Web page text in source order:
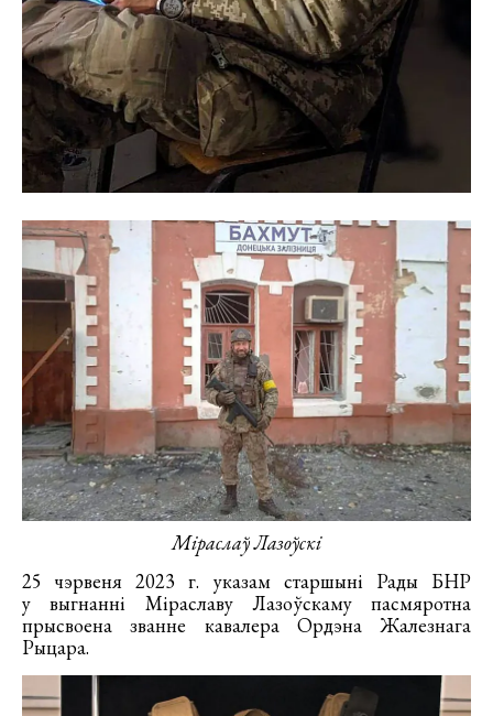
Міраслаў Лазоўскі
25 чэрвеня 2023 г. указам старшыні Рады БНР
у выгнанні Міраславу Лазоўскаму пасмяротна
прысвоена званне кавалера Ордэна Жалезнага
Рыцара.